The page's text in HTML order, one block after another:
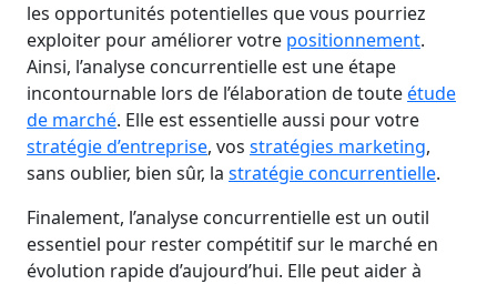
les opportunités potentielles que vous pourriez
exploiter pour améliorer votre positionnement.
Ainsi, l’analyse concurrentielle est une étape
incontournable lors de l’élaboration de touteétude
de marché. Elle est essentielle aussi pour votre
stratégie d’entreprise, vos stratégies marketing,
sans oublier, bien sûr, la stratégie concurrentielle.
Finalement, l’analyse concurrentielle est un outil
essentiel pour rester compétitif sur le marché en
évolution rapide d’aujourd’hui. Elle peut aider à